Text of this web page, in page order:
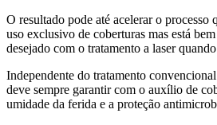
O resultado pode até acelerar o processo
uso exclusivo de coberturas mas está
desejado com o tratamento a laser
Independente do tratamento
deve sempre garantir com o auxílio de
umidade da ferida e a proteção